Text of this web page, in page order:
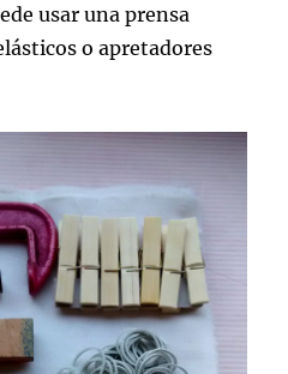
usar una prensa
o apretadores